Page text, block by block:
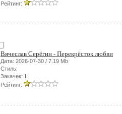
Рейтинг:
Вячеслав Серёгин - Перекрёсток любви
Дата: 2026-07-30 / 7.19 Mb
Стиль:
Закачек: 1
Рейтинг: